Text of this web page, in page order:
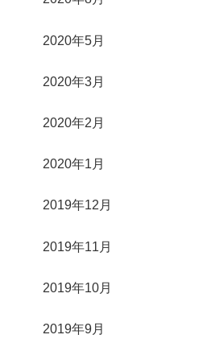
2020年5月
2020年3月
2020年2月
2020年1月
2019年12月
2019年11月
2019年10月
2019年9月